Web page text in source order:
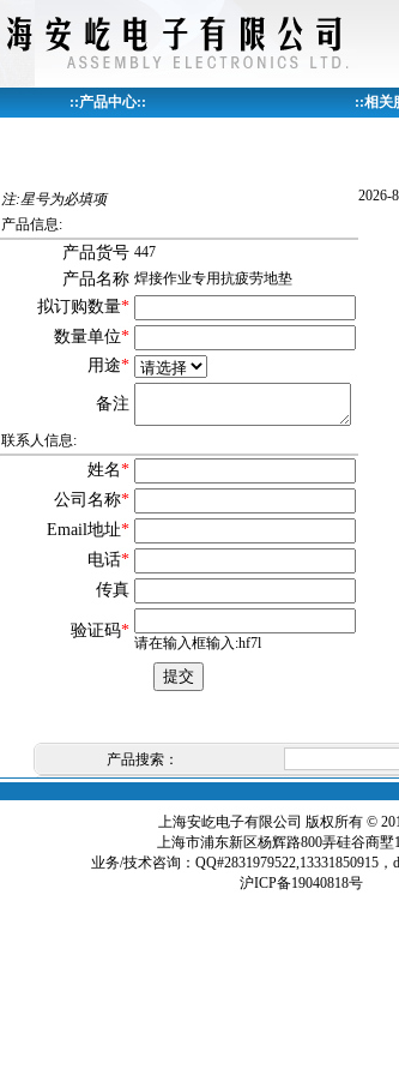
::产品中心:: ::相关
2026-
注:星号为必填项
产品信息:
产品货号 447
产品名称 焊接作业专用抗疲劳地垫
拟订购数量*
数量单位*
用途*
备注
联系人信息:
姓名*
公司名称*
Email地址*
电话*
传真
验证码*
请在输入框输入:hf7l
产品搜索：
上海安屹电子有限公司 版权所有 ©
上海市浦东新区杨辉路800弄硅谷商墅
业务/技术咨询：QQ#2831979522,13331850915，
沪ICP备19040818号